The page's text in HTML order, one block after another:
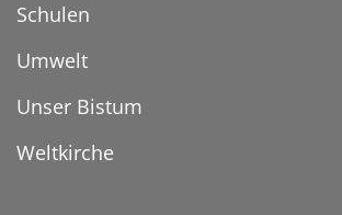
Schulen
Umwelt
Unser Bistum
Weltkirche